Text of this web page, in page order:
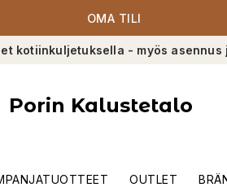
OMA TILI
kotiinkuljetuksella - myös asennus
Porin Kalustetalo
OUTLET